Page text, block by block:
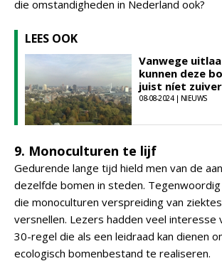
die omstandigheden in Nederland ook?
LEES OOK
Vanwege
kunnen deze
juist níet
08-08-2024 | NIEUWS
9. Monoculturen te lijf
Gedurende lange tijd hield men van de
dezelfde bomen in steden.
die monoculturen verspreiding van
versnellen. Lezers hadden veel interesse
30-regel die als een leidraad kan dienen
ecologisch bomenbestand te realiseren.